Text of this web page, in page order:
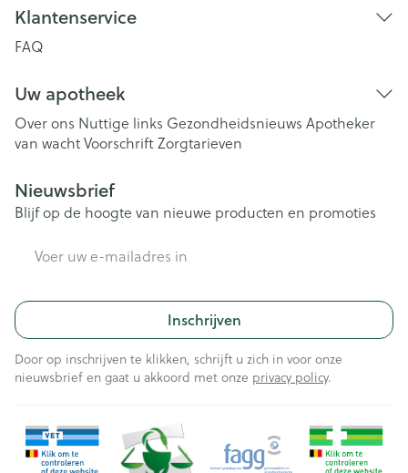
Klantenservice
FAQ
Uw apotheek
Over ons Nuttige links Gezondheidsnieuws Apotheker
van wachtVoorschriftZorgtarieven
Nieuwsbrief
Blijf op de hoogte van nieuwe producten en promoties
Inschrijven
Door op inschrijven te klikken, schrijft u zich in voor onze
nieuwsbrief en gaat u akkoord met onze privacy policy.